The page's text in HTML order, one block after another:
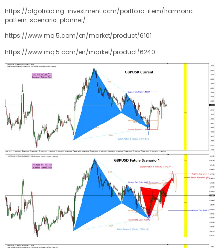
https://algotrading-investment.com/portfolio-item/harmonic-
pattern-scenario-planner/
https://www.mql5.com/en/market/product/6101
https://www.mql5.com/en/market/product/6240